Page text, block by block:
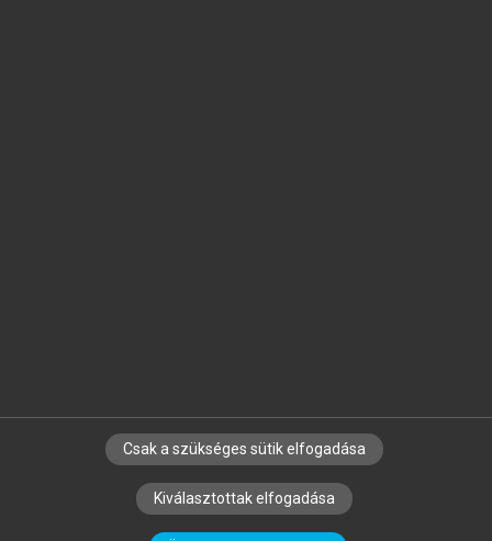
SZERZŐKNEK CÉGEKNEK KÖNYVTÁROSOKNAK
SZERKESZTÉSI ÉS LEKTORÁLÁSI ALAPELVEK
Csak a szükséges sütik elfogadása
Kiválasztottak elfogadása